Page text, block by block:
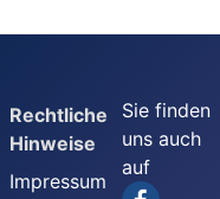
Rechtliche
Hinweise
Impressum
Sie finden
uns auch
auf